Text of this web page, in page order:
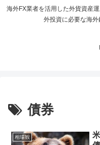
海外FX業者を活用した外貨資産
外投資に必要な海
債券
相場観